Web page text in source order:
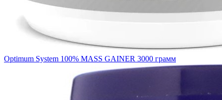
Optimum System 100% MASS GAINER 3000 грамм